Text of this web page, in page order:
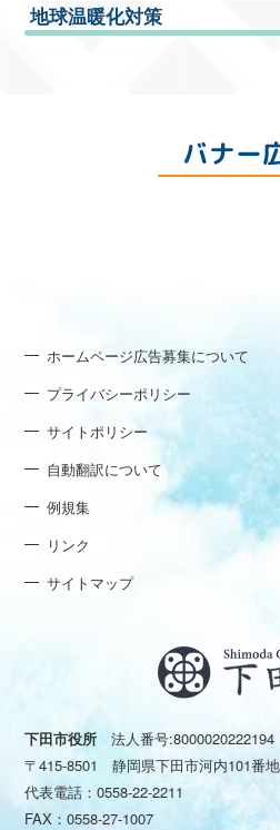
地球温暖化対策
バナー
ホームページ広告募集について
プライバシーポリシー
サイトポリシー
自動翻訳について
例規集
リンク
サイトマップ
下田市役所 法人番号:8000020222194
〒415-8501 静岡県下田市河内101番
代表電話：0558-22-2211
FAX：0558-27-1007